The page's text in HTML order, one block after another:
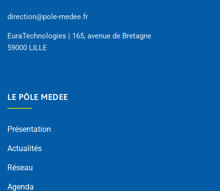
direction@pole-medee.fr
EuraTechnologies | 165, avenue de Bretagne
59000 LILLE
LE PÔLE MEDEE
Présentation
Actualités
Réseau
Agenda